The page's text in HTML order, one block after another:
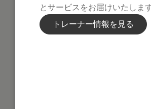
とサービスをお届けいたしま
トレーナー情報を見る